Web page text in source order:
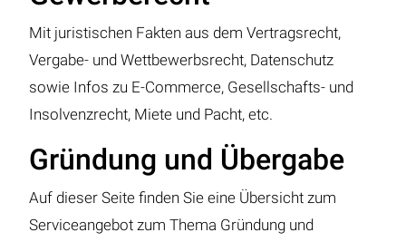
Mit juristischen Fakten aus dem Vertragsrecht,
Vergabe- und Wettbewerbsrecht, Datenschutz
sowie Infos zu E-Commerce, Gesellschafts- und
Insolvenzrecht, Miete und Pacht, etc.
Gründung und Übergabe
Auf dieser Seite finden Sie eine Übersicht zum
Serviceangebot zum Thema Gründung und